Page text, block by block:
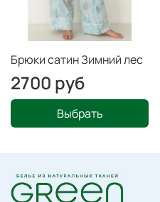
Брюки сатин Зимний лес
2700 руб
Выбрать